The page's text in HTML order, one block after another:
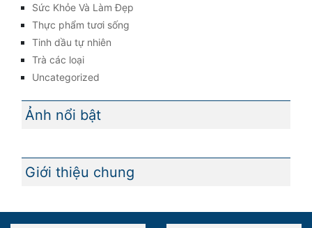
Sức Khỏe Và Làm Đẹp
Thực phẩm tươi sống
Tinh dầu tự nhiên
Trà các loại
Uncategorized
Ảnh nổi bật
Giới thiệu chung